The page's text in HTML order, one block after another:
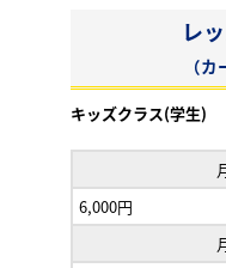
レ
（
キッズクラス(学生)
6,000円